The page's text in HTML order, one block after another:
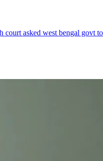
court asked west bengal